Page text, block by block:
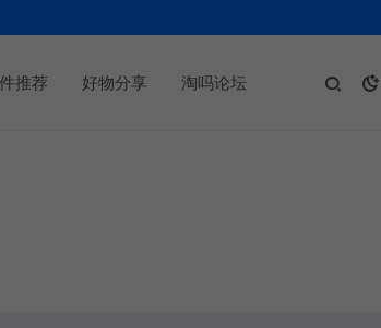
推荐 好物分享 淘吗论坛